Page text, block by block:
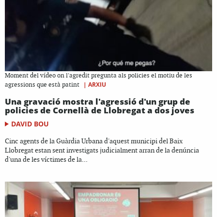
Moment del vídeo on l'agredit pregunta als policies el motiu de les
agressions que està patint
| ARXIU
Una gravació mostra l'agressió d'un grup de
policies de Cornellà de Llobregat a dos joves
DAVID BOU
Cinc agents de la Guàrdia Urbana d'aquest municipi del Baix
Llobregat estan sent investigats judicialment arran de la denúncia
d'una de les víctimes de la...